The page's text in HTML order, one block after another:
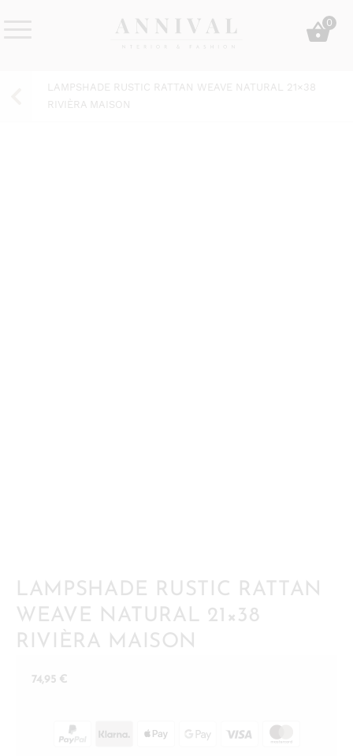
muoti
&
sisustusverkkokauppa
0
LAMPSHADE RUSTIC RATTAN WEAVE NATURAL 21×38
RIVIÈRA MAISON
LAMPSHADE RUSTIC RATTAN
WEAVE NATURAL 21×38
RIVIÈRA MAISON
74,95 €